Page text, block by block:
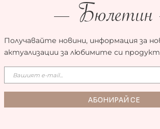
Бюлетин
Получавайте новини, информация за
актуализации за любимите си